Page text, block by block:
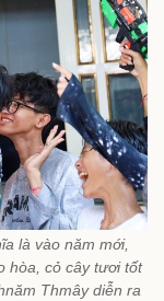
là vào năm mới,
hòa, cỏ cây tươi tốt
Thmây diễn ra